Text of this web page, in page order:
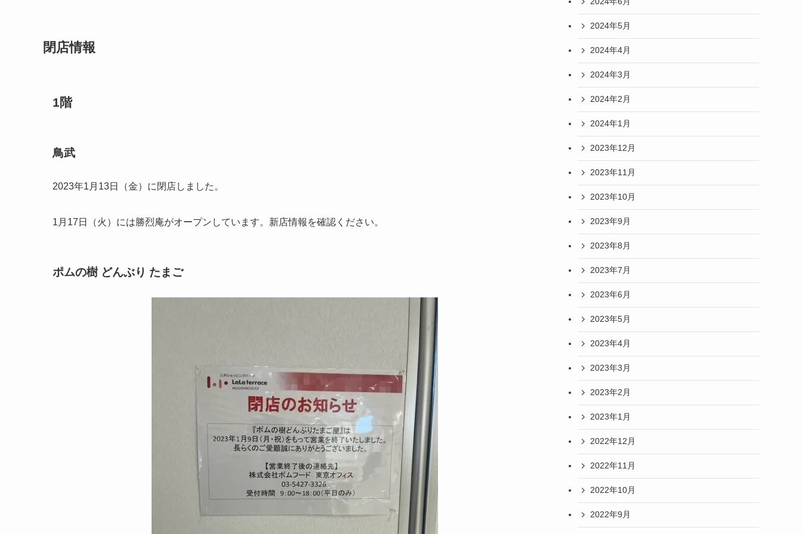
閉店情報
1階
鳥武
2023年1月13日（金）に閉店しました。
1月17日（火）には勝烈庵がオープンしています。新店情報を確認ください。
ポムの樹 どんぶり たまご
2024年5月
2024年4月
2024年3月
2024年2月
2024年1月
2023年12月
2023年11月
2023年10月
2023年9月
2023年8月
2023年7月
2023年6月
2023年5月
2023年4月
2023年3月
2023年2月
2023年1月
2022年12月
2022年11月
2022年10月
2022年9月